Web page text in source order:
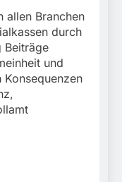
allen Branchen
durch
Beiträge
und
Konsequenzen